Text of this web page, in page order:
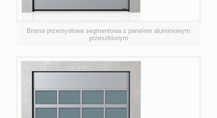
Brama przemysłowa segmentowa z panelem aluminiowym
przeszklonym